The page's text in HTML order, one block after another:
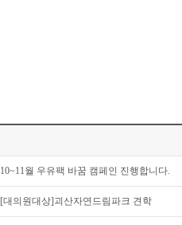
10~11월 우유팩 바꿈 캠페인 진행합니다.
[대의원대상]괴산자연드림파크 견학